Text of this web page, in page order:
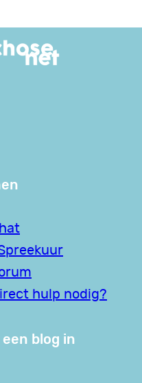
hulp nodig?
blog in